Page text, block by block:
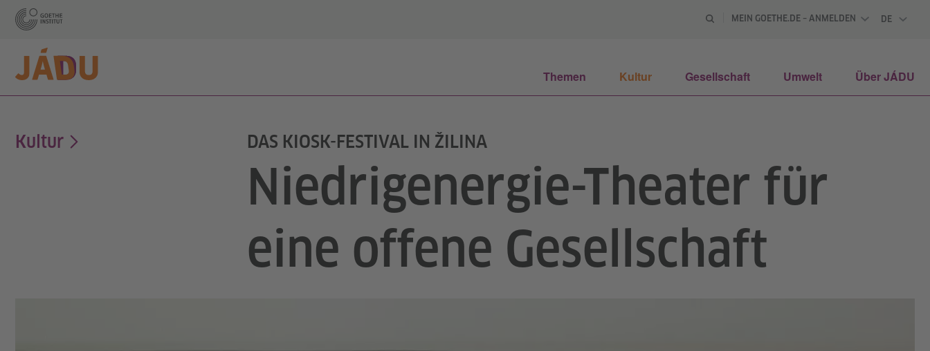
MEIN GOETHE.DE – ANMELDEN
DE
Themen Kultur Gesellschaft Umwelt Über JÁDU
Kultur DAS KIOSK-FESTIVAL IN ŽILINA
Niedrigenergie-Theater für
eine offene Gesellschaft